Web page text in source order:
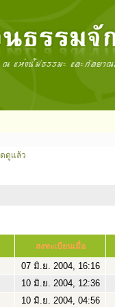
ดูแล้ว
ลงทะเบียนเมื่อ
07 มิ.ย. 2004, 16:16
10 มิ.ย. 2004, 12:36
10 มิ.ย. 2004, 04:56